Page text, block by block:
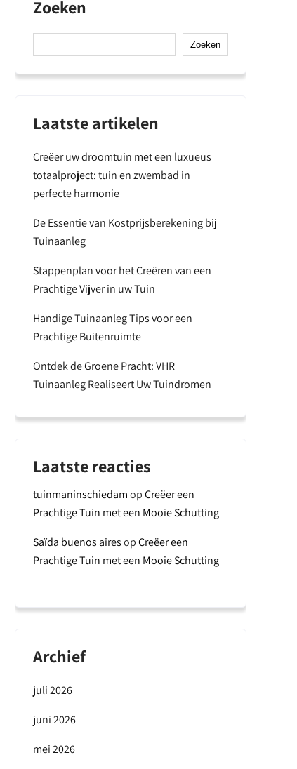
Zoeken
Zoeken
Laatste artikelen
Creëer uw droomtuin met een luxueus
totaalproject: tuin en zwembad in
perfecte harmonie
De Essentie van Kostprijsberekening bij
Tuinaanleg
Stappenplan voor het Creëren van een
Prachtige Vijver in uw Tuin
Handige Tuinaanleg Tips voor een
Prachtige Buitenruimte
Ontdek de Groene Pracht: VHR
Tuinaanleg Realiseert Uw Tuindromen
Laatste reacties
tuinmaninschiedamopCreëer een
Prachtige Tuin met een Mooie Schutting
Saïda buenos airesopCreëer een
Prachtige Tuin met een Mooie Schutting
Archief
juli 2026
juni 2026
mei 2026